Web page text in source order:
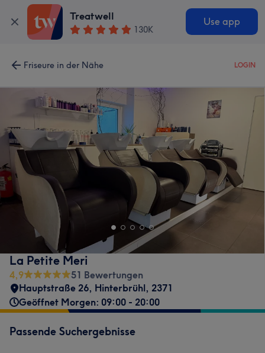
Treatwell
130K
Use app
Friseure in der Nähe LOGIN
La Petite Meri
4,9
51 Bewertungen
Hauptstraße 26, Hinterbrühl, 2371
Geöffnet Morgen: 09:00 - 20:00
Passende Suchergebnisse